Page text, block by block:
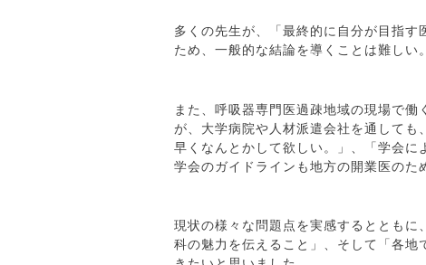
多くの先生が、「最終的に自分が目指
ため、一般的な結論を導くことは難しい
また、呼吸器専門医過疎地域の現場で
が、大学病院や人材派遣会社を通しても
早くなんとかして欲しい。」、「学会
学会のガイドラインも地方の開業医のた
現状の様々な問題点を実感するととも
科の魅力を伝えること」、そして「各